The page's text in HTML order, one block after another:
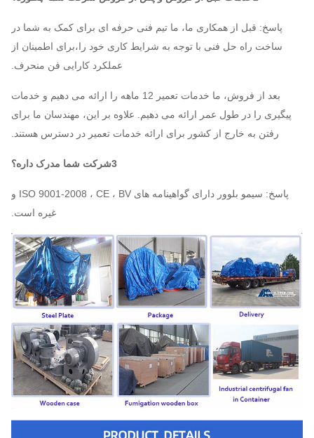
پاسخ: قبل از همکاری ما، ما تیم فنی حرفه ای برای کمک به شما در
ساخت راه حل فنی با توجه به شرایط کاری خود را،برای اطمینان از
عملکرد کارایی فن منحرف.
بعد از فروش، ما خدمات تعمیر 12 ماهه را ارائه می دهیم و خدمات
پیگیری را در طول عمر ارائه می دهیم. علاوه بر این، مهندسان ما برای
رفتن به خارج از کشور برای ارائه خدمات تعمیر در دسترس هستند.
3شرکت شما مدرک داره؟
پاسخ: سیمو بلوور دارای گواهینامه های ISO 9001-2008 ، CE ، BV و
غیره است.